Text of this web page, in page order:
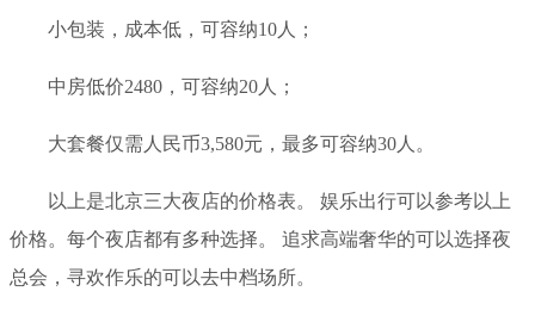
小包装，成本低，可容纳10人；
中房低价2480，可容纳20人；
大套餐仅需人民币3,580元，最多可容纳30人。
以上是北京三大夜店的价格表。 娱乐出行可以参考以上
价格。每个夜店都有多种选择。 追求高端奢华的可以选择夜
总会，寻欢作乐的可以去中档场所。